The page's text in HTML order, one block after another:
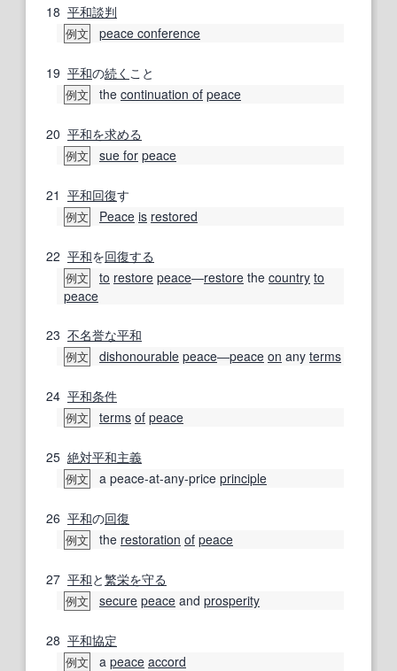
18 平和談判
例文 peace conference
19 平和の続く こと
例文 the continuation of peace
20 平和を求める
例文 sue for peace
21 平和回復す
例文 Peace is restored
22 平和を回復する
例文 to restore peace―restore the country to
peace
23 不名誉な平和
例文 dishonourable peace―peace on any terms
24 平和条件
例文 terms of peace
25 絶対平和主義
例文 a peace-at-any-price principle
26 平和の回復
例文 the restoration of peace
27 平和と繁栄を守る
例文 secure peace and prosperity
28 平和協定
例文 a peace accord